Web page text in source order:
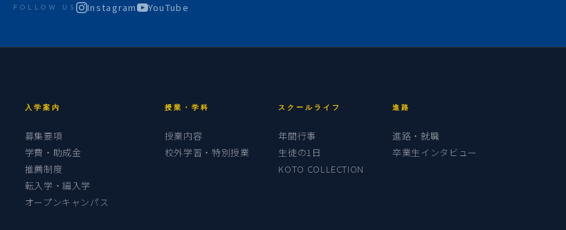
FOLLOW US Instagram YouTube
入学案内
募集要項
学費・助成金
推薦制度
転入学・編入学
オープンキャンパス
授業・学科
授業内容
校外学習・特別授業
スクールライフ
年間行事
生徒の1日
KOTO COLLECTION
進路
進路・就職
卒業生インタビュー